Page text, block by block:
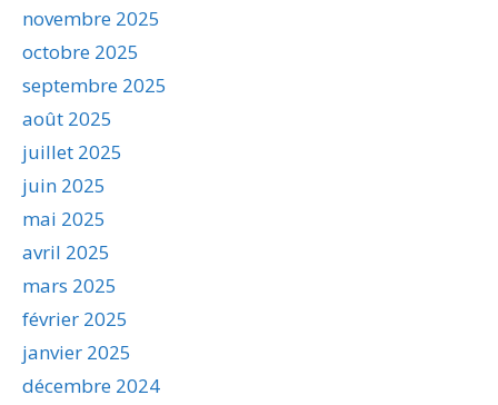
novembre 2025
octobre 2025
septembre 2025
août 2025
juillet 2025
juin 2025
mai 2025
avril 2025
mars 2025
février 2025
janvier 2025
décembre 2024